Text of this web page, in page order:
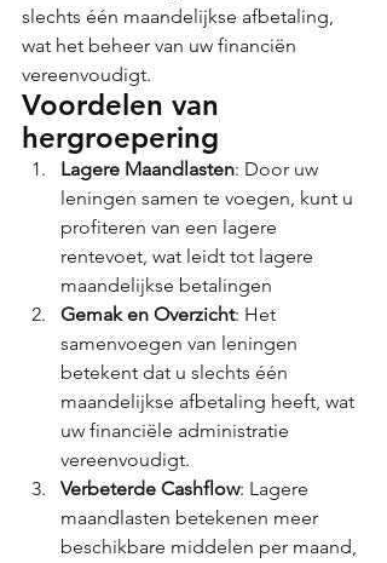
slechts één maandelijkse afbetaling,
wat het beheer van uw financiën
vereenvoudigt.
Voordelen van
hergroepering
Lagere Maandlasten: Door uw
leningen samen te voegen, kunt u
profiteren van een lagere
rentevoet, wat leidt tot lagere
maandelijkse betalingen​
Gemak en Overzicht: Het
samenvoegen van leningen
betekent dat u slechts één
maandelijkse afbetaling heeft, wat
uw financiële administratie
vereenvoudigt​.
Verbeterde Cashflow: Lagere
maandlasten betekenen meer
beschikbare middelen per maand,